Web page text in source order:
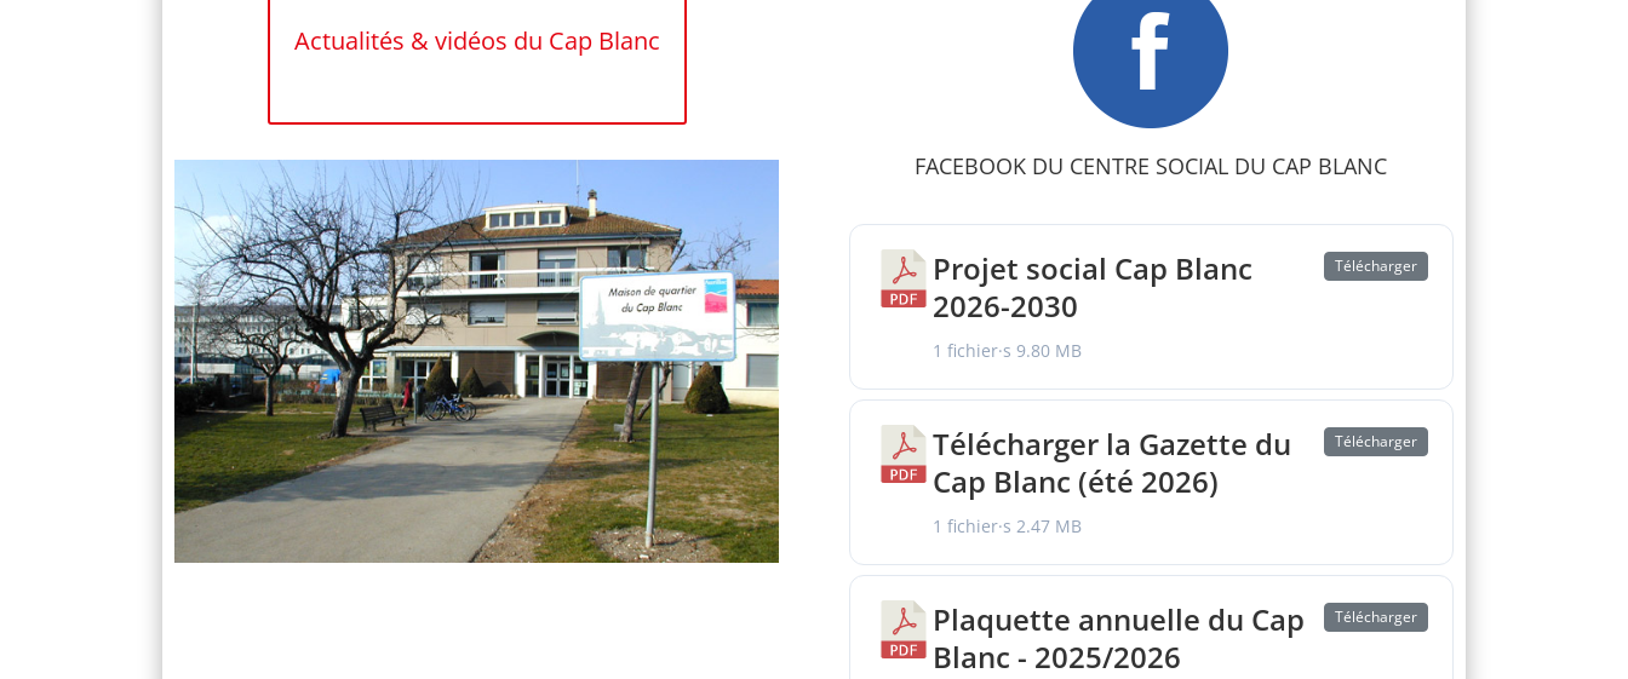
Actualités & vidéos du Cap Blanc
FACEBOOK DU CENTRE SOCIAL DU CAP BLANC
Projet social Cap Blanc
2026-2030
1 fichier·s 9.80 MB
Télécharger
Télécharger la Gazette du
Cap Blanc (été 2026)
1 fichier·s 2.47 MB
Télécharger
Plaquette annuelle du Cap
Blanc - 2025/2026
Télécharger